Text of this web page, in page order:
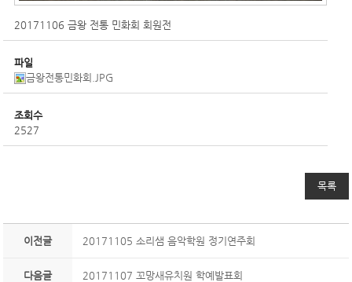
20171106 금왕 전통 민화회 회원전
파일
금왕전통민화회.JPG
조회수
2527
목록
이전글 20171105 소리샘 음악학원 정기연주회
다음글 20171107 꼬망새유치원 학예발표회